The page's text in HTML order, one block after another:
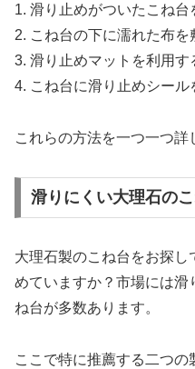
1. 滑り止めがついたこね台
2. こね台の下に濡れた布を
3. 滑り止めマットを利用す
4. こね台に滑り止めシール
これらの方法を一つ一つ詳
滑りにくい大理石の
大理石製のこね台をお探
めていますか？市場には滑
ね台が多数あります。
ここで特に推薦する二つの